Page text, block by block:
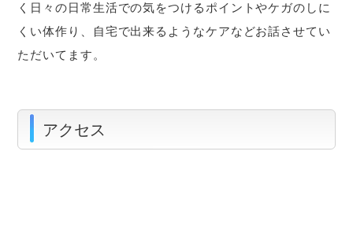
く日々の日常生活での気をつけるポイントやケガのしに
くい体作り、自宅で出来るようなケアなどお話させてい
ただいてます。
アクセス